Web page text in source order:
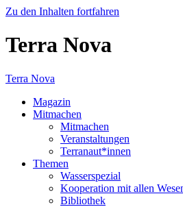
Zu den Inhalten fortfahren
Terra Nova
Terra Nova
Magazin
Mitmachen
Mitmachen
Veranstaltungen
Terranaut*innen
Themen
Wasserspezial
Kooperation mit allen
Bibliothek